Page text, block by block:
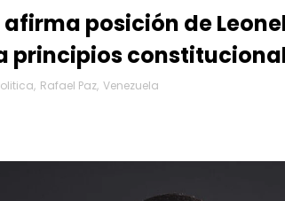
afirma posición de
principios
, Rafael Paz, Venezuela